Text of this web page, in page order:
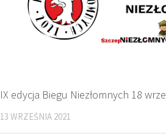
IX edycja Biegu Niezłomnych 18
13 WRZEŚNIA 2021